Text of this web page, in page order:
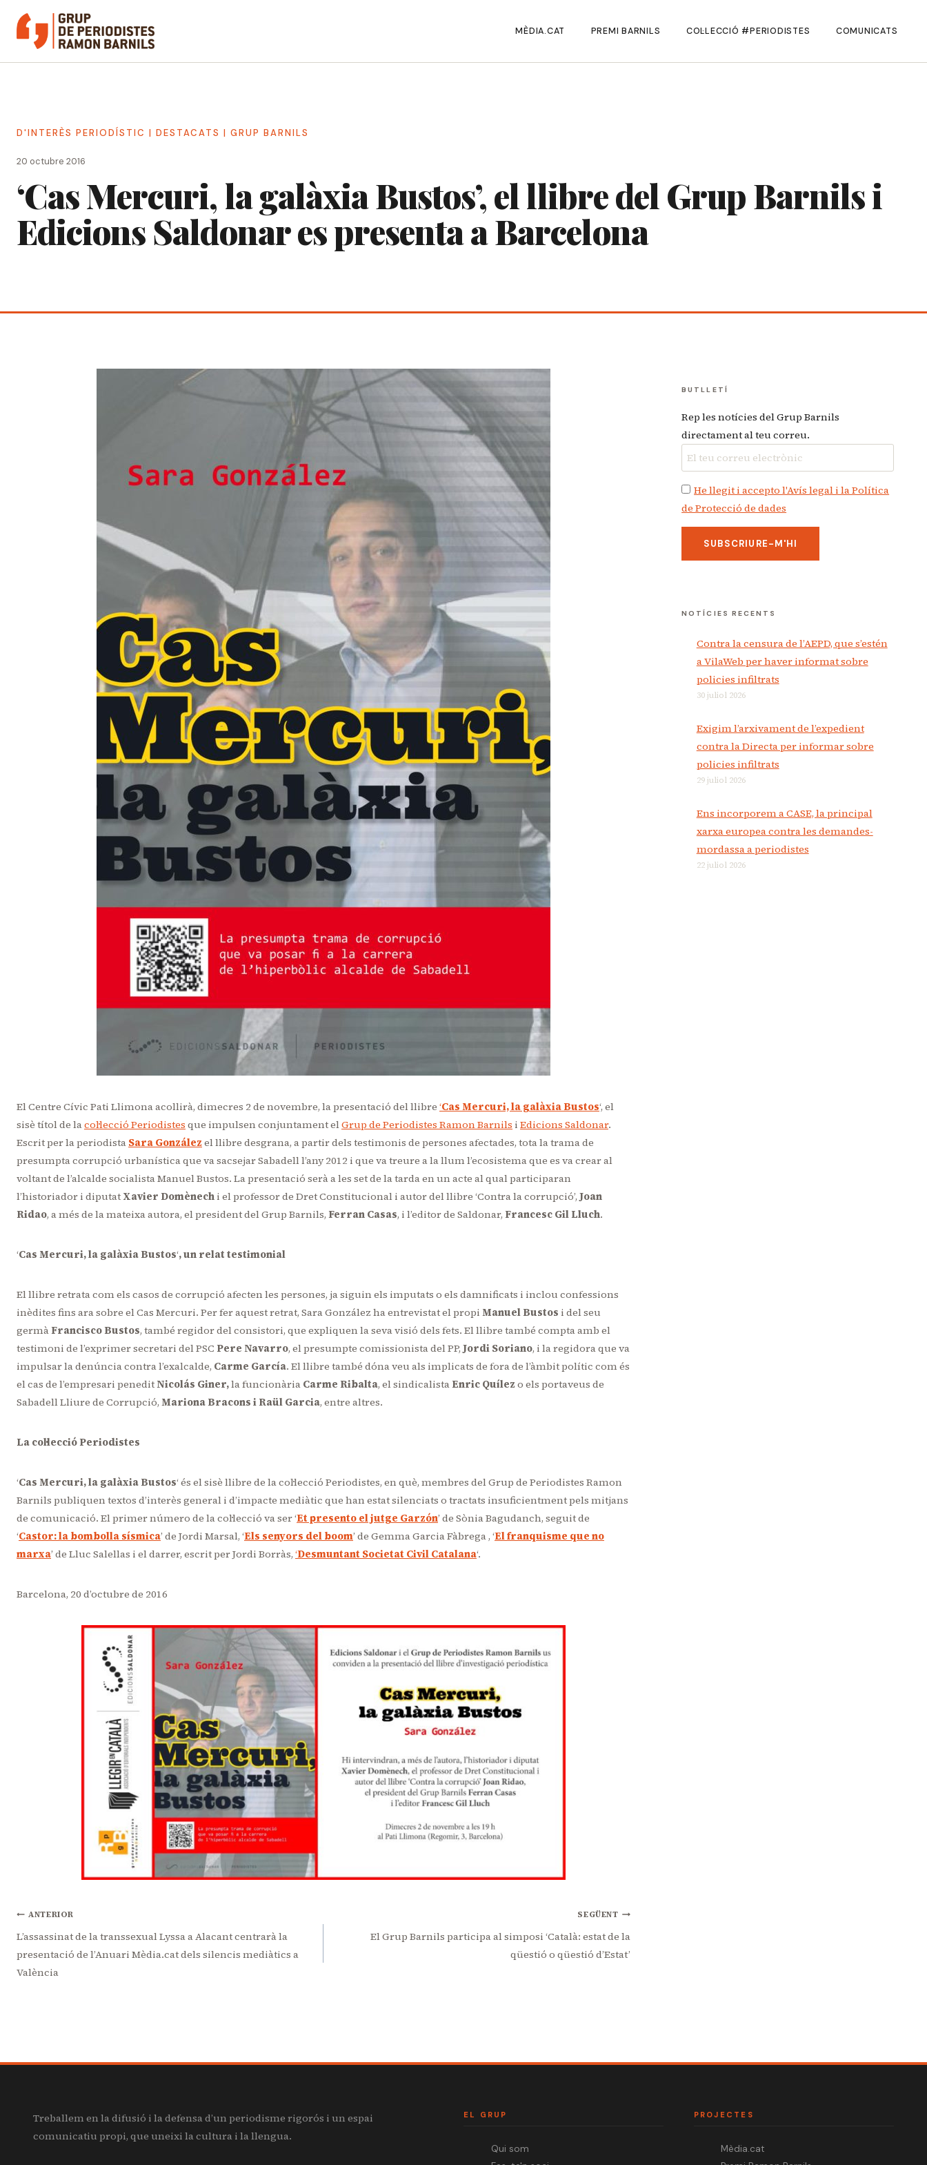
contingut
MÈDIA.CAT PREMI BARNILS COL·LECCIÓ #PERIODISTES COMUNICATS
D'INTERÈS PERIODÍSTIC | DESTACATS | GRUP BARNILS
20 octubre 2016
‘Cas Mercuri, la galàxia Bustos’, el llibre del Grup Barnils i
Edicions Saldonar es presenta a Barcelona
El Centre Cívic Pati Llimona acollirà, dimecres 2 de novembre, la presentació del llibre ‘Cas Mercuri, la galàxia Bustos‘, el
sisè títol de lacol·lecció Periodistes que impulsen conjuntament elGrup de Periodistes Ramon Barnils i Edicions Saldonar.
Escrit per la periodista Sara González el llibre desgrana, a partir dels testimonis de persones afectades, tota la trama de
presumpta corrupció urbanística que va sacsejar Sabadell l’any 2012 i que va treure a la llum l’ecosistema que es va crear al
voltant de l’alcalde socialista Manuel Bustos. La presentació serà a les set de la tarda en un acte al qual participaran
l’historiador i diputat Xavier Domènech i el professor de Dret Constitucional i autor del llibre ‘Contra la corrupció’,Joan
Ridao, a més de la mateixa autora, el president del Grup Barnils, Ferran Casas, i l’editor de Saldonar, Francesc Gil Lluch.
‘Cas Mercuri, la galàxia Bustos‘, un relat testimonial
El llibre retrata com els casos de corrupció afecten les persones, ja siguin els imputats o els damnificats i inclou confessions
inèdites fins ara sobre el Cas Mercuri. Per fer aquest retrat, Sara González ha entrevistat el propi Manuel Bustos i del seu
germà Francisco Bustos, també regidor del consistori, que expliquen la seva visió dels fets. El llibre també compta amb el
testimoni de l’exprimer secretari del PSC Pere Navarro, el presumpte comissionista del PP,Jordi Soriano, i la regidora que va
impulsar la denúncia contra l’exalcalde, Carme García. El llibre també dóna veu als implicats de fora de l’àmbit polític com és
el cas de l’empresari peneditNicolás Giner,la funcionària Carme Ribalta, el sindicalista Enric Quílez o els portaveus de
Sabadell Lliure de Corrupció, Mariona Bracons i Raül Garcia, entre altres.
La col·lecció Periodistes
‘Cas Mercuri, la galàxia Bustos‘ és el sisè llibre de la col·lecció Periodistes, en què, membres del Grup de Periodistes Ramon
Barnils publiquen textos d’interès general i d’impacte mediàtic que han estat silenciats o tractats insuficientment pels mitjans
de comunicació. El primer número de la col·lecció va ser ‘Et presento el jutge Garzón’ de Sònia Bagudanch, seguit de
‘Castor: la bombolla sísmica’ de Jordi Marsal, ‘Els senyors del boom’ de Gemma Garcia Fàbrega , ‘El franquisme que no
marxa’ de Lluc Salellas i el darrer, escrit per Jordi Borràs, ‘Desmuntant Societat Civil Catalana‘.
Barcelona, 20 d’octubre de 2016
Navegació
d'entrades
ANTERIOR
L’assassinat de la transsexual Lyssa a Alacant centrarà la
presentació de l’Anuari Mèdia.cat dels silencis mediàtics a
València
SEGÜENT
El Grup Barnils participa al simposi ‘Català: estat de la
qüestió o qüestió d’Estat’
BUTLLETÍ
Rep les notícies del Grup Barnils
directament al teu correu.
He llegit i accepto l'Avís legal i la Política
de Protecció de dades
NOTÍCIES RECENTS
Contra la censura de l’AEPD, que s’estén
a VilaWeb per haver informat sobre
policies infiltrats
30 juliol 2026
Exigim l’arxivament de l’expedient
contra la Directa per informar sobre
policies infiltrats
29 juliol 2026
Ens incorporem a CASE, la principal
xarxa europea contra les demandes-
mordassa a periodistes
22 juliol 2026
Treballem en la difusió i la defensa d’un periodisme rigorós i un espai
comunicatiu propi, que uneixi la cultura i la llengua.
EL GRUP
Qui som
PROJECTES
Mèdia.cat